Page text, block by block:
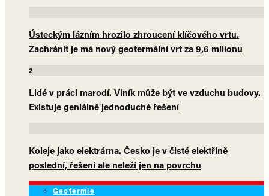
Ústeckým lázním hrozilo zhroucení klíčového vrtu.
Zachránit je má nový geotermální vrt za 9,6 milionu
2
Lidé v práci marodí. Viník může být ve vzduchu budovy.
Existuje geniálně jednoduché řešení
Koleje jako elektrárna. Česko je v čisté elektřině
poslední, řešení ale neleží jen na povrchu
Geotermie